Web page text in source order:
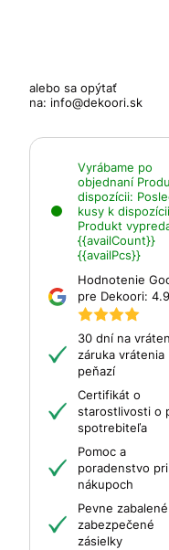
alebo sa opýtať
na: info@dekoori.sk
Vyrábame po
objednaní
dispozícii:
kusy k
Produkt
{{availCount}}
{{availPcs}}
Hodnotenie
pre Dekoori: 4.9
30 dní na
záruka vrátenia
peňazí
Certifikát o
starostlivosti o
spotrebiteľa
Pomoc a
poradenstvo pri
nákupoch
Pevne
zabezpečené
zásielky